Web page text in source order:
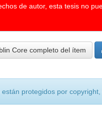
de autor, esta tesis no
Core completo del ítem
protegidos por